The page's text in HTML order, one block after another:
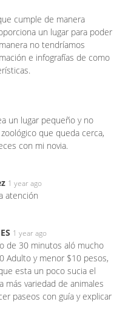
cumple de manera
un lugar para poder
no tendríamos
e infografías de como
un lugar pequeño y no
que queda cerca,
con mi novia.
1 year ago
atención
1 year ago
de 30 minutos aló mucho
Adulto y menor $10 pesos,
esta un poco sucia el
más variedad de animales
paseos con guía y explicar